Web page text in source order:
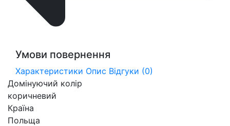
Умови повернення
Характеристики Опис Відгуки (0)
Домінуючий колір
коричневий
Країна
Польща